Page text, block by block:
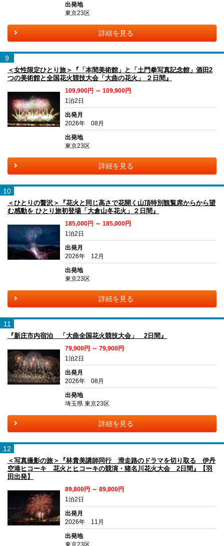
出発地
東京23区
詳細を見る
9
＜女性限定ひとり旅＞『「本間美術館」と「土門拳写真記念館」酒田2
つの美術館と全国花火競技大会「大曲の花火」 ２日間』
109,900円 ～ 109,900円
1泊2日
出発月
2026年 08月
出発地
東京23区
詳細を見る
10
＜ひとりの贅沢＞『花火と同じ高さで花開く山頂特別観覧席からから望
む感動を ひとり旅初登場「大倉山冬花火」２日間』
185,000円 ～ 185,000円
1泊2日
出発月
2026年 12月
出発地
東京23区
詳細を見る
11
『新庄市内宿泊 「大曲全国花火競技大会」 2日間』
79,900円 ～ 79,900円
1泊2日
出発月
2026年 08月
出発地
埼玉県 東京23区
詳細を見る
12
＜写真撮影の旅＞『林貴美講師同行 滑走路のドラマを切り取る 伊丹
空港ヒコーキ 花火とヒコーキの競演・猪名川花火大会 2日間』【羽
田出発】
89,800円 ～ 89,800円
1泊2日
出発月
2026年 11月
出発地
東京23区